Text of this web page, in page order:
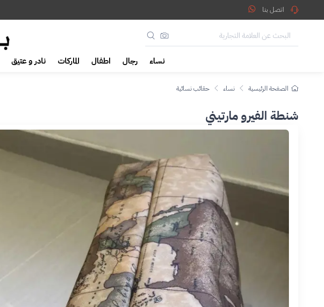
اتصل بنا
نساء رجال اطفال الماركات نادر و عتيق
الصفحة الرئيسية نساء حقائب نسائية
شنطة الفيرو مارتيني